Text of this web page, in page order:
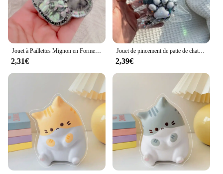
Jouet à Paillettes Mignon en Forme de Griffe de Chat, Souple, à Rebond Lent, Souligné, Instituts de Décompression
2,31€
Jouet de pincement de patte de chat Blingbling, rebond lent, jouets d'instituts soulignés, cube transparent, jouet à presser, cadeau collant, jouets de détente
2,39€